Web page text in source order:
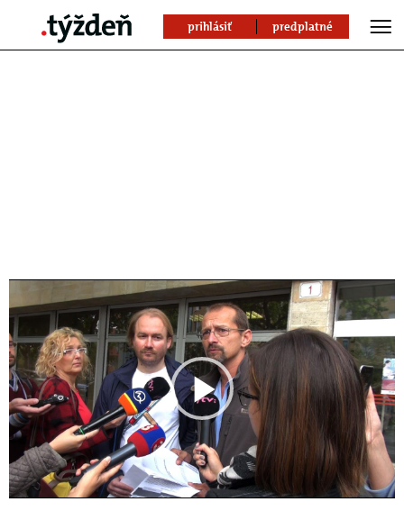
prihlásiť predplatné
Play
Video